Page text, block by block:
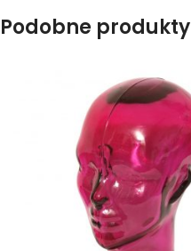
Podobne produkty